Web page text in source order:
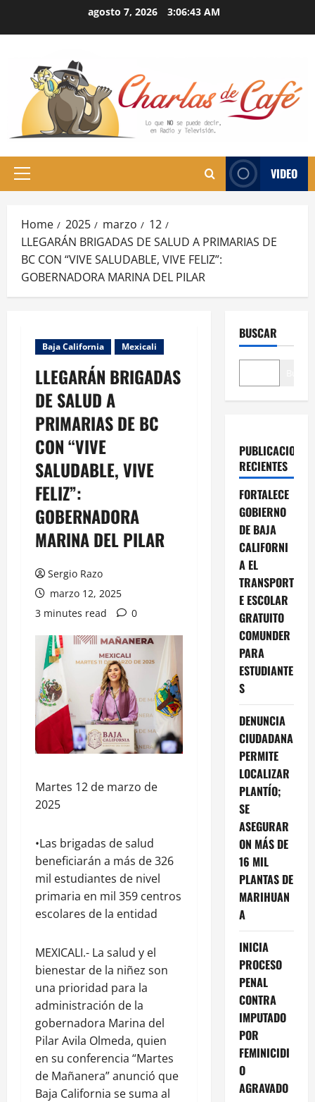
agosto 7, 2026 3:06:44 AM
Primary
VIDEO
Home 2025 marzo
12
LLEGARÁN BRIGADAS DE SALUD A PRIMARIAS DE
BC CON “VIVE SALUDABLE, VIVE FELIZ”:
GOBERNADORA MARINA DEL PILAR
Baja California Mexicali
LLEGARÁN BRIGADAS
DE SALUD A
PRIMARIAS DE BC
CON “VIVE
SALUDABLE, VIVE
FELIZ”:
GOBERNADORA
MARINA DEL PILAR
Sergio Razo
marzo 12, 2025
3 minutes read
0
Martes 12 de marzo de
2025
•Las brigadas de salud
beneficiarán a más de 326
mil estudiantes de nivel
primaria en mil 359 centros
escolares de la entidad
MEXICALI.- La salud y el
bienestar de la niñez son
una prioridad para la
administración de la
gobernadora Marina del
Pilar Avila Olmeda, quien
en su conferencia “Martes
de Mañanera” anunció que
Baja California se suma al
BUSCAR
PUBLICACIONES
RECIENTES
FORTALECE
GOBIERNO
DE BAJA
CALIFORNI
A EL
TRANSPORT
E ESCOLAR
GRATUITO
COMUNDER
PARA
ESTUDIANTE
S
DENUNCIA
CIUDADANA
PERMITE
LOCALIZAR
PLANTÍO;
SE
ASEGURAR
ON MÁS DE
16 MIL
PLANTAS DE
MARIHUAN
A
INICIA
PROCESO
PENAL
CONTRA
IMPUTADO
POR
FEMINICIDI
O
AGRAVADO